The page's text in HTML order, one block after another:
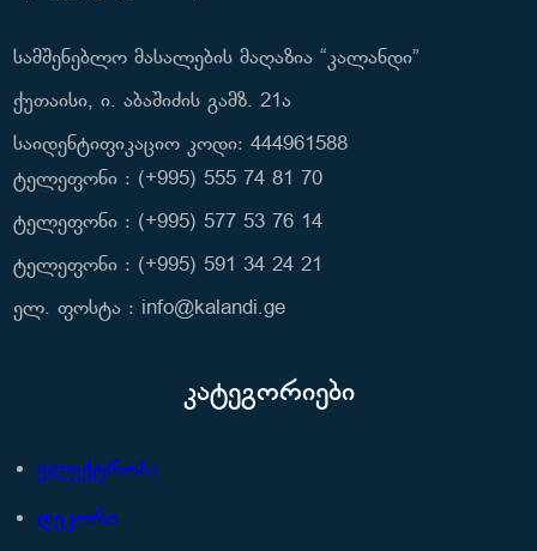
სამშენებლო მასალების მაღაზია “კალანდი”
ქუთაისი, ი. აბაშიძის გამზ. 21ა
საიდენტიფიკაციო კოდი: 444961588
ტელეფონი : (+995) 555 74 81 70
ტელეფონი : (+995) 577 53 76 14
ტელეფონი : (+995) 591 34 24 21
ელ. ფოსტა : info@kalandi.ge
კატეგორიები
ელექტრობა
დეკორი